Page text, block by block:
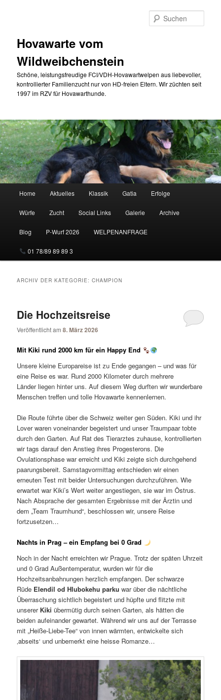
Hovawarte vom
Wildweibchenstein
Schöne, leistungsfreudige FCI/VDH-Hovawartwelpen aus liebevoller,
kontrollierter Familienzucht nur von HD-freien Eltern. Wir züchten seit
1997 im RZV für Hovawarthunde.
Home Aktuelles Klassik Gatia Erfolge
Würfe Zucht Social Links Galerie Archive
Blog P-Wurf 2026 WELPENANFRAGE
01 78/89 89 89 3
ARCHIV DER KATEGORIE:CHAMPION
Die Hochzeitsreise
Veröffentlicht am8. März 2026
Mit Kiki rund 2000 km für ein Happy End
Unsere kleine Europareise ist zu Ende gegangen – und was für
eine Reise es war. Rund 2000 Kilometer durch mehrere
Länder liegen hinter uns. Auf diesem Weg durften wir wunderbare
Menschen treffen und tolle Hovawarte kennenlernen.
Die Route führte über die Schweiz weiter gen Süden. Kiki und ihr
Lover waren voneinander begeistert und unser Traumpaar tobte
durch den Garten. Auf Rat des Tierarztes zuhause, kontrollierten
wir tags darauf den Anstieg ihres Progesterons. Die
Ovulationsphase war erreicht und Kiki zeigte sich durchgehend
paarungsbereit. Samstagvormittag entschieden wir einen
erneuten Test mit beider Untersuchungen durchzuführen. Wie
erwartet war Kiki’s Wert weiter angestiegen, sie war im Östrus.
Nach Absprache der gesamten Ergebnisse mit der Ärztin und
dem „Team Traumhund“, beschlossen wir, unsere Reise
fortzusetzen…
Nachts in Prag – ein Empfang bei 0 Grad
Noch in der Nacht erreichten wir Prague. Trotz der späten Uhrzeit
und 0 Grad Außentemperatur, wurden wir für die
Hochzeitsanbahnungen herzlich empfangen. Der schwarze
Rüde Elendil od Hlubokehu parku war über die nächtliche
Überraschung sichtlich begeistert und hüpfte und flitzte mit
unserer Kikiübermütig durch seinen Garten, als hätten die
beiden aufeinander gewartet. Während wir uns auf der Terrasse
mit „Heiße-Liebe-Tee“ von innen wärmten, entwickelte sich
‚abseits‘ und unbemerkt eine heisse Romanze…